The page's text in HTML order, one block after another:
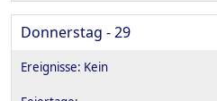
Donnerstag - 29